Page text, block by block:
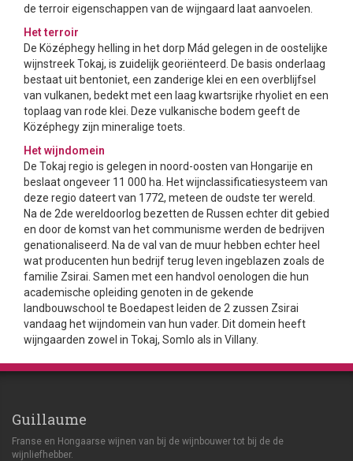
de terroir eigenschappen van de wijngaard laat aanvoelen.
Het terroir
De Középhegy helling in het dorp Mád gelegen in de oostelijke
wijnstreek Tokaj, is zuidelijk georiënteerd. De basis onderlaag
bestaat uit bentoniet, een zanderige klei en een overblijfsel
van vulkanen, bedekt met een laag kwartsrijke rhyoliet en een
toplaag van rode klei. Deze vulkanische bodem geeft de
Középhegy zijn mineralige toets.
Het wijndomein
De Tokaj regio is gelegen in noord-oosten van Hongarije en
beslaat ongeveer 11 000 ha. Het wijnclassificatiesysteem van
deze regio dateert van 1772, meteen de oudste ter wereld.
Na de 2de wereldoorlog bezetten de Russen echter dit gebied
en door de komst van het communisme werden de bedrijven
genationaliseerd. Na de val van de muur hebben echter heel
wat producenten hun bedrijf terug leven ingeblazen zoals de
familie Zsirai. Samen met een handvol oenologen die hun
academische opleiding genoten in de gekende
landbouwschool te Boedapest leiden de 2 zussen Zsirai
vandaag het wijndomein van hun vader. Dit domein heeft
wijngaarden zowel in Tokaj, Somlo als in Villany.
Guillaume
Franse en Hongaarse wijnen van bij de wijnbouwer tot bij de de
wijnliefhebber.